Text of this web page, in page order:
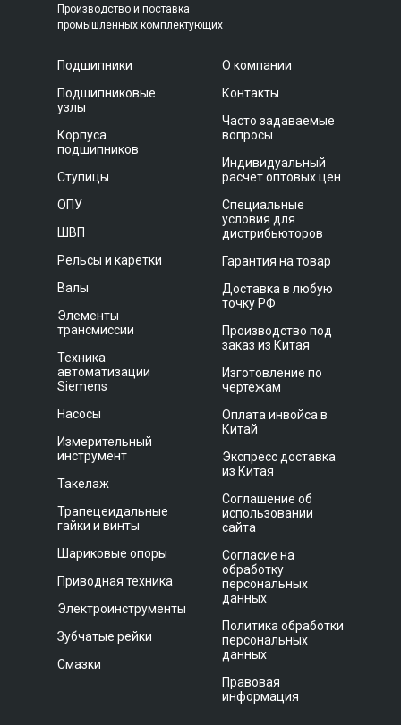
Производство и поставка
промышленных комплектующих
Подшипники
Подшипниковые
узлы
Корпуса
подшипников
Ступицы
ОПУ
ШВП
Рельсы и каретки
Валы
Элементы
трансмиссии
Техника
автоматизации
Siemens
Насосы
Измерительный
инструмент
Такелаж
Трапецеидальные
гайки и винты
Шариковые опоры
Приводная техника
Электроинструменты
Зубчатые рейки
Смазки
О компании
Контакты
Часто задаваемые
вопросы
Индивидуальный
расчет оптовых цен
Специальные
условия для
дистрибьюторов
Гарантия на товар
Доставка в любую
точку РФ
Производство под
заказ из Китая
Изготовление по
чертежам
Оплата инвойса в
Китай
Экспресс доставка
из Китая
Соглашение об
использовании
сайта
Согласие на
обработку
персональных
данных
Политика обработки
персональных
данных
Правовая
информация